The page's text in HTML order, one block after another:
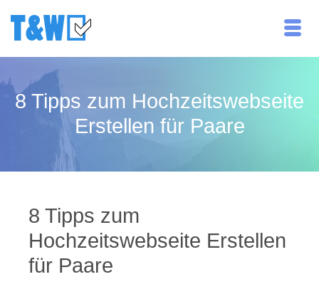
8 Tipps zum Hochzeitswebseite
Erstellen für Paare
8 Tipps zum
Hochzeitswebseite Erstellen
für Paare